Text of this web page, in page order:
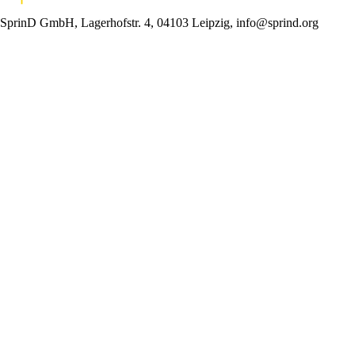
SprinD GmbH, Lagerhofstr. 4, 04103 Leipzig, info@sprind.org